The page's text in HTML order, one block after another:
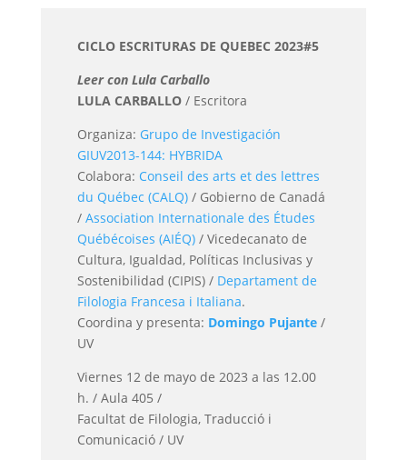
CICLO ESCRITURAS DE QUEBEC 2023#5
Leer con Lula Carballo
LULA CARBALLO / Escritora
Organiza: Grupo de Investigación
GIUV2013-144: HYBRIDA
Colabora: Conseil des arts et des lettres
du Québec (CALQ)/ Gobierno de Canadá
/ Association Internationale des Études
Québécoises (AIÉQ)/ Vicedecanato de
Cultura, Igualdad, Políticas Inclusivas y
Sostenibilidad (CIPIS) / Departament de
Filologia Francesa i Italiana.
Coordina y presenta: Domingo Pujante/
UV
Viernes 12 de mayo de 2023 a las 12.00
h. / Aula 405 /
Facultat de Filologia, Traducció i
Comunicació / UV